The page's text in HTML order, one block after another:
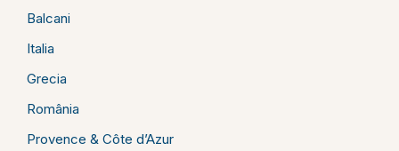
Balcani
Italia
Grecia
România
Provence & Côte d’Azur